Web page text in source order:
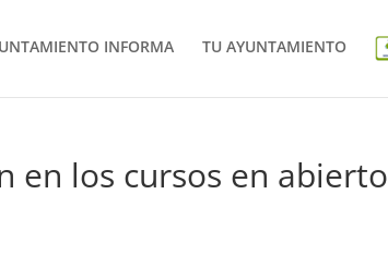
INFORMA TU AYUNTAMIENTO
en los cursos en abierto